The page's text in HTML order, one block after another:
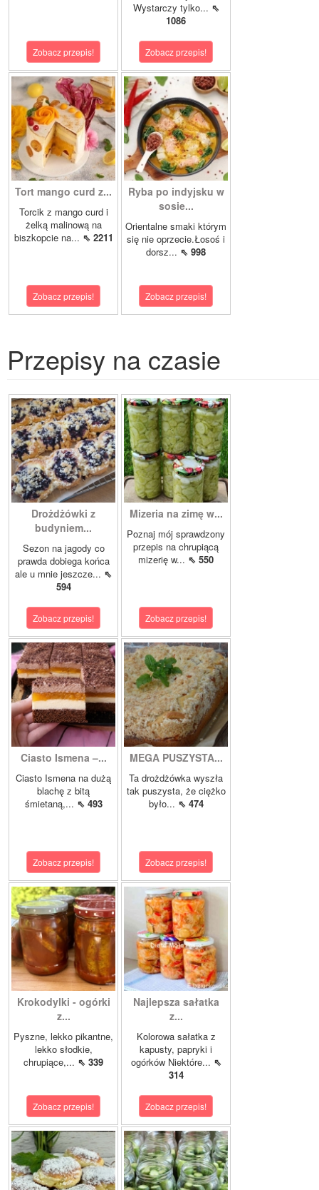
Zobacz przepis!
Wystarczy tylko... ⇖
1086
Zobacz przepis!
Tort mango curd z...
Torcik z mango curd i
żelką malinową na
biszkopcie na... ⇖ 2211
Zobacz przepis!
Ryba po indyjsku w
sosie...
Orientalne smaki którym
się nie oprzecie.Łosoś i
dorsz... ⇖ 998
Zobacz przepis!
Przepisy na czasie
Drożdżówki z
budyniem...
Sezon na jagody co
prawda dobiega końca
ale u mnie jeszcze... ⇖
594
Zobacz przepis!
Mizeria na zimę w...
Poznaj mój sprawdzony
przepis na chrupiącą
mizerię w... ⇖ 550
Zobacz przepis!
Ciasto Ismena –...
Ciasto Ismena na dużą
blachę z bitą
śmietaną,... ⇖ 493
Zobacz przepis!
MEGA PUSZYSTA...
Ta drożdżówka wyszła
tak puszysta, że ciężko
było... ⇖ 474
Zobacz przepis!
Krokodylki - ogórki
z...
Pyszne, lekko pikantne,
lekko słodkie,
chrupiące,... ⇖ 339
Zobacz przepis!
Najlepsza sałatka
z...
Kolorowa sałatka z
kapusty, papryki i
ogórków Niektóre... ⇖
314
Zobacz przepis!